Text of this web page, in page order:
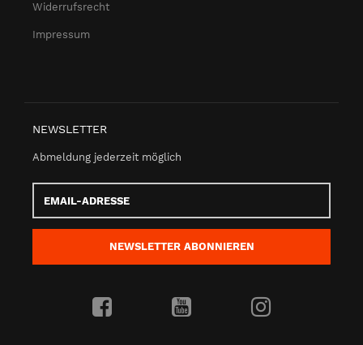
Widerrufsrecht
Impressum
NEWSLETTER
Abmeldung jederzeit möglich
Adresse
NEWSLETTER ABONNIEREN